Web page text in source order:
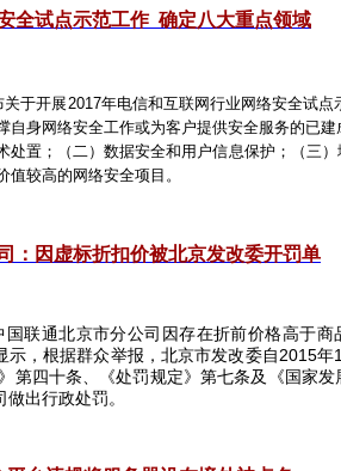
全试点示范工作 确定八大重点领域
关于开展 2017年电信和互联网行业网络安全试点
自身网络安全工作或为客户提供安全服务的已
处置；（二）数据安全和用户信息保护；（三
值较高的网络安全项目。
：因虚标折扣价被北京发改委开罚单
国联通北京市分公司因存在折前价格高于
示，根据群众举报，北京市发改委自2015年
第四十条、《处罚规定》第七条及《国家
出行政处罚。